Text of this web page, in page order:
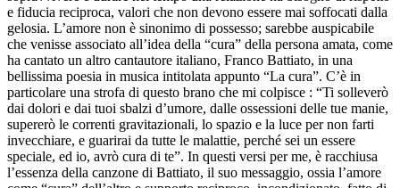
e fiducia reciproca, valori che non devono essere mai soffocati dalla
gelosia. L’amore non è sinonimo di possesso; sarebbe auspicabile
che venisse associato all’idea della “cura” della persona amata, come
ha cantato un altro cantautore italiano, Franco Battiato, in una
bellissima poesia in musica intitolata appunto “La cura”. C’è in
particolare una strofa di questo brano che mi colpisce : “Ti solleverò
dai dolori e dai tuoi sbalzi d’umore, dalle ossessioni delle tue manie,
supererò le correnti gravitazionali, lo spazio e la luce per non farti
invecchiare, e guarirai da tutte le malattie, perché sei un essere
speciale, ed io, avrò cura di te”. In questi versi per me, è racchiusa
l’essenza della canzone di Battiato, il suo messaggio, ossia l’amore